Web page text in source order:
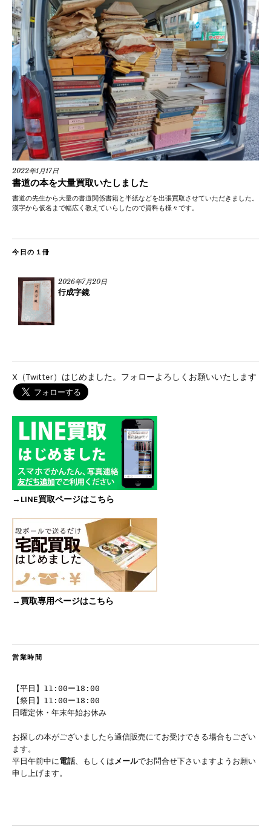
2022年1月17日
書道の本を大量買取いたしました
書道の先生から大量の書道関係書籍と半紙などを出張買取させていただきました。
漢字から仮名まで幅広く教えていらしたので資料も様々です。
今日の１冊
2026年7月20日
行成字鏡
X（Twitter）はじめました。フォローよろしくお願いいたします
→LINE買取ページはこちら
→買取専用ページはこちら
営業時間
【平日】11:00ー18:00
【祭日】11:00ー18:00
日曜定休・年末年始お休み
お探しの本がございましたら通信販売にてお受けできる場合もござい
ます。
平日午前中に電話、もしくはメールでお問合せ下さいますようお願い
申し上げます。